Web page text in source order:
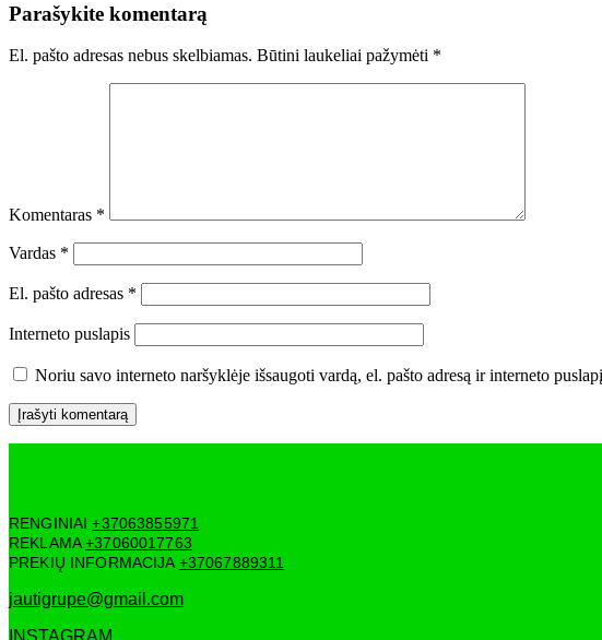
Parašykite komentarą
El. pašto adresas nebus skelbiamas. Būtini laukeliai pažymėti *
Komentaras *
Vardas *
El. pašto adresas *
Interneto puslapis
Noriu savo interneto naršyklėje išsaugoti vardą, el. pašto adresą ir interneto
RENGINIAI+37063855971
REKLAMA+37060017763
PREKIŲ INFORMACIJA+37067889311
jautigrupe@gmail.com